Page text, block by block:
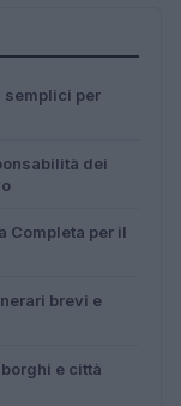
semplici per
dei
Completa per il
brevi e
e città